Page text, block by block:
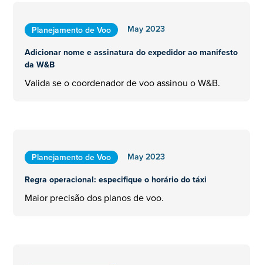
Planejamento de Voo
May 2023
Adicionar nome e assinatura do expedidor ao manifesto
da W&B
Valida se o coordenador de voo assinou o W&B.
Planejamento de Voo
May 2023
Regra operacional: especifique o horário do táxi
Maior precisão dos planos de voo.